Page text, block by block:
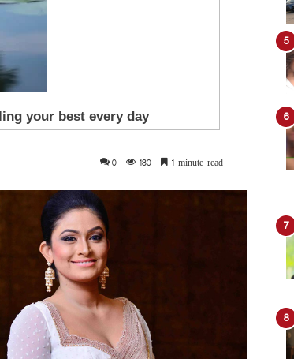
0 130 1 minute read